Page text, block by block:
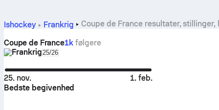
Ishockey Frankrig Coupe de France resultater,
Coupe de France1kfølgere
FrankrigSelect season in unique tournament header
25/26
25. nov.
1. feb.
Bedste begivenhed